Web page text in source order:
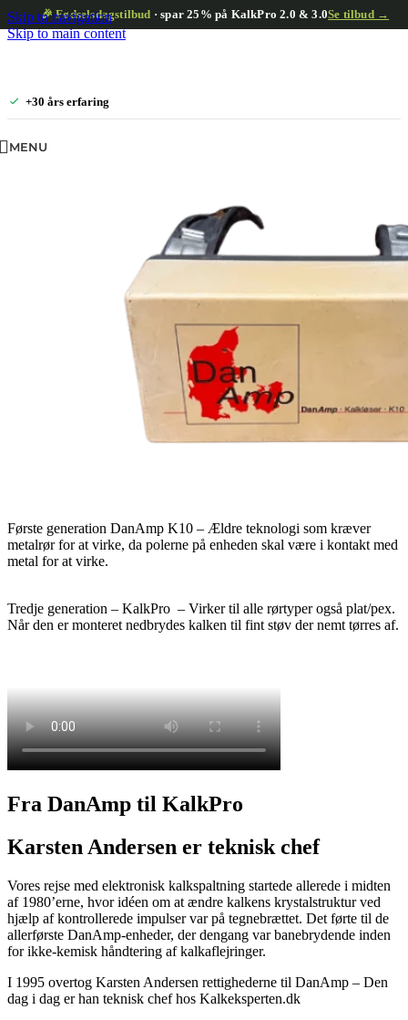
🎉 Fødselsdagstilbud · spar 25% på KalkPro 2.0 & 3.0Se tilbud →
Skip to navigation
Skip to main content
+30 års erfaring
MENU
Første generation DanAmp K10 – Ældre teknologi som kræver
metalrør for at virke, da polerne på enheden skal være i kontakt med
metal for at virke.
Tredje generation – KalkPro – Virker til alle rørtyper også plat/pex.
Når den er monteret nedbrydes kalken til fint støv der nemt tørres af.
Fra DanAmp til KalkPro
Karsten Andersen er teknisk chef
Vores rejse med elektronisk kalkspaltning startede allerede i midten
af 1980’erne, hvor idéen om at ændre kalkens krystalstruktur ved
hjælp af kontrollerede impulser var på tegnebrættet. Det førte til de
allerførste DanAmp-enheder, der dengang var banebrydende inden
for ikke-kemisk håndtering af kalkaflejringer.
I 1995 overtog Karsten Andersen rettighederne til DanAmp – Den
dag i dag er han teknisk chef hos Kalkeksperten.dk